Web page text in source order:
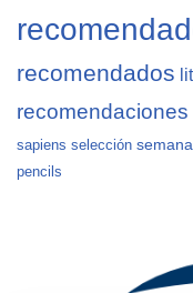
recomendados
recomendaciones
sapiens selección semana
pencils